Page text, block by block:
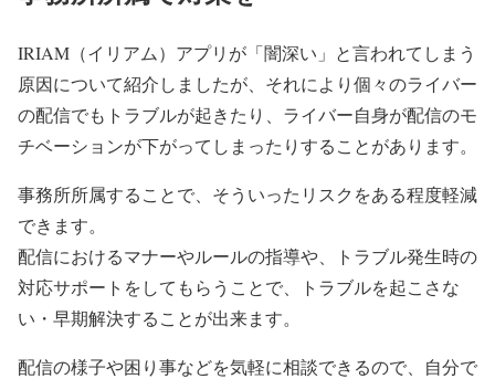
IRIAM（イリアム）アプリが「闇深い」と言われてしまう
原因について紹介しましたが、それにより個々のライバー
の配信でもトラブルが起きたり、ライバー自身が配信のモ
チベーションが下がってしまったりすることがあります。
事務所所属することで、そういったリスクをある程度軽減
できます。
配信におけるマナーやルールの指導や、トラブル発生時の
対応サポートをしてもらうことで、トラブルを起こさな
い・早期解決することが出来ます。
配信の様子や困り事などを気軽に相談できるので、自分で